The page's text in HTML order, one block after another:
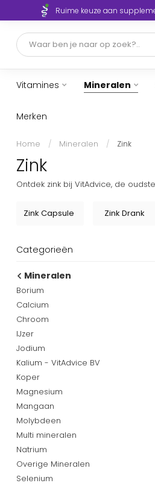
Ruime keuze aan
Vitamines Mineralen
Merken
Home / Mineralen / Zink
Zink
Ontdek zink bij VitAdvice, de
Zink Capsule Zink Drank
Categorieën
Mineralen
Borium
Calcium
Chroom
IJzer
Jodium
Kalium - VitAdvice BV
Koper
Magnesium
Mangaan
Molybdeen
Multi mineralen
Natrium
Overige Mineralen
Selenium